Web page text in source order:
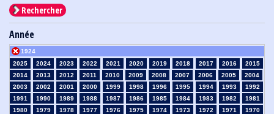
Rechercher
Année
2025 2024 2023 2022 2021 2020 2019 2018 2017 2016
2015
2014
2013 2012 2011 2010 2009 2008 2007 2006 2005
2004
2003
2002 2001 2000 1999 1998 1996 1995 1994 1993
1992
1991
1990 1989 1988 1987 1986 1985 1984 1983 1982
1981
1980
1979 1978 1977 1976 1975 1974 1973 1972 1971
1970
1924